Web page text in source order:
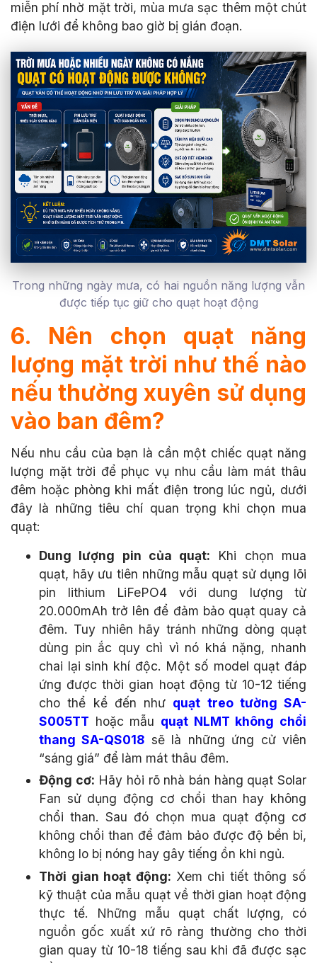
miễn phí nhờ mặt trời, mùa mưa sạc thêm một chút
điện lưới để không bao giờ bị gián đoạn.
Trong những ngày mưa, có hai nguồn năng lượng vẫn
được tiếp tục giữ cho quạt hoạt động
6. Nên chọn quạt năng
lượng mặt trời như thế nào
nếu thường xuyên sử dụng
vào ban đêm?
Nếu nhu cầu của bạn là cần một chiếc quạt năng
lượng mặt trời để phục vụ nhu cầu làm mát thâu
đêm hoặc phòng khi mất điện trong lúc ngủ, dưới
đây là những tiêu chí quan trọng khi chọn mua
quạt:
Dung lượng pin của quạt: Khi chọn mua
quạt, hãy ưu tiên những mẫu quạt sử dụng lõi
pin lithium LiFePO4 với dung lượng từ
20.000mAh trở lên để đảm bảo quạt quay cả
đêm. Tuy nhiên hãy tránh những dòng quạt
dùng pin ắc quy chì vì nó khá nặng, nhanh
chai lại sinh khí độc. Một số model quạt đáp
ứng được thời gian hoạt động từ 10-12 tiếng
cho thể kể đến như quạt treo tường SA-
S005TT hoặc mẫu quạt NLMT không chổi
thang SA-QS018 sẽ là những ứng cử viên
“sáng giá” để làm mát thâu đêm.
Động cơ: Hãy hỏi rõ nhà bán hàng quạt Solar
Fan sử dụng động cơ chổi than hay không
chổi than. Sau đó chọn mua quạt động cơ
không chổi than để đảm bảo được độ bền bỉ,
không lo bị nóng hay gây tiếng ồn khi ngủ.
Thời gian hoạt động: Xem chi tiết thông số
kỹ thuật của mẫu quạt về thời gian hoạt động
thực tế. Những mẫu quạt chất lượng, có
nguồn gốc xuất xứ rõ ràng thường cho thời
gian quay từ 10-18 tiếng sau khi đã được sạc